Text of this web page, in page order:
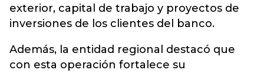
exterior, capital de trabajo y proyectos de
inversiones de los clientes del banco.
Además, la entidad regional destacó que
con esta operación fortalece su